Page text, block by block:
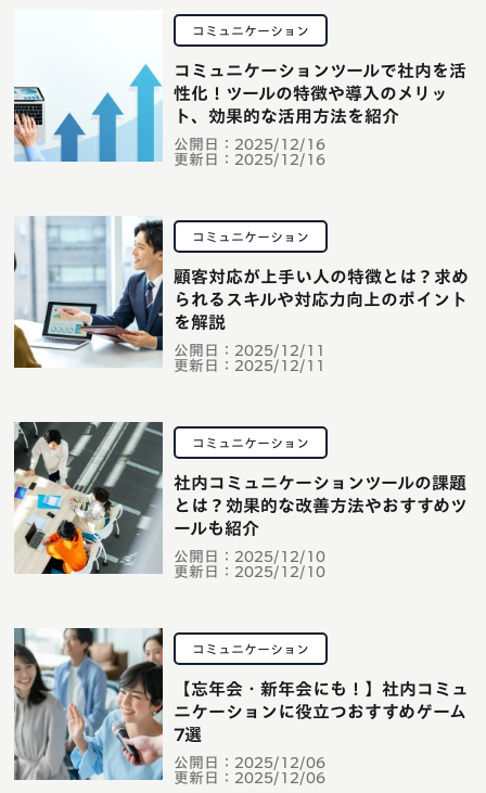
コミュニケーション
公開日： 2025/12/16
更新日： 2025/12/16
コミュニケーションツールで社内を活
性化！ツールの特徴や導入のメリッ
ト、効果的な活用方法を紹介
コミュニケーション
公開日： 2025/12/11
更新日： 2025/12/11
顧客対応が上手い人の特徴とは？求め
られるスキルや対応力向上のポイント
を解説
コミュニケーション
公開日： 2025/12/10
更新日： 2025/12/10
社内コミュニケーションツールの課題
とは？効果的な改善方法やおすすめツ
ールも紹介
コミュニケーション
公開日： 2025/12/06
更新日： 2025/12/06
【忘年会・新年会にも！】社内コミュ
ニケーションに役立つおすすめゲーム
7選